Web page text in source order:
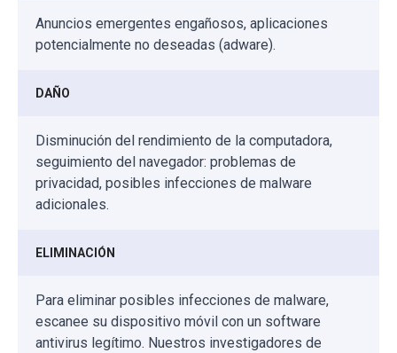
Anuncios emergentes engañosos, aplicaciones
potencialmente no deseadas (adware).
DAÑO
Disminución del rendimiento de la computadora,
seguimiento del navegador: problemas de
privacidad, posibles infecciones de malware
adicionales.
ELIMINACIÓN
Para eliminar posibles infecciones de malware,
escanee su dispositivo móvil con un software
antivirus legítimo. Nuestros investigadores de